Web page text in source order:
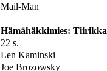
Mail-Man
Hämähäkkimies: Tiirikka
22 s.
Len Kaminski
Joe Brozowsky